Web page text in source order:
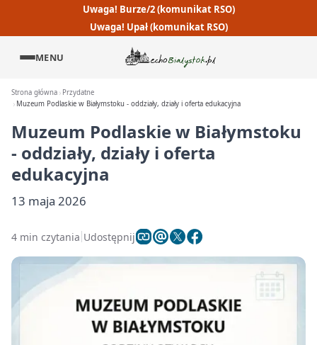
Uwaga! Burze/2 (komunikat RSO)
Uwaga! Upał (komunikat RSO)
MENU
Strona główna
Przydatne
Muzeum Podlaskie w Białymstoku - oddziały, działy i oferta edukacyjna
Muzeum Podlaskie w Białymstoku
- oddziały, działy i oferta
edukacyjna
13 maja 2026
4 min czytania Udostępnij